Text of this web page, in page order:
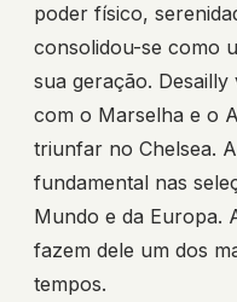
poder físico,
consolidou-se como
sua geração. Desailly
com o Marselha e o
triunfar no Chelsea.
fundamental nas
Mundo e da Europa.
fazem dele um dos
tempos.